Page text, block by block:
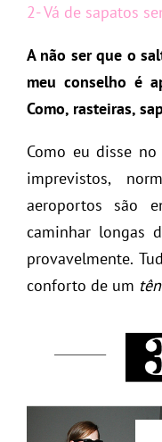
2- Vá de sapatos
A não ser que o
meu conselho é
Como, rasteiras,
Como eu disse
imprevistos,
aeroportos são
caminhar longas
provavelmente.
conforto de um